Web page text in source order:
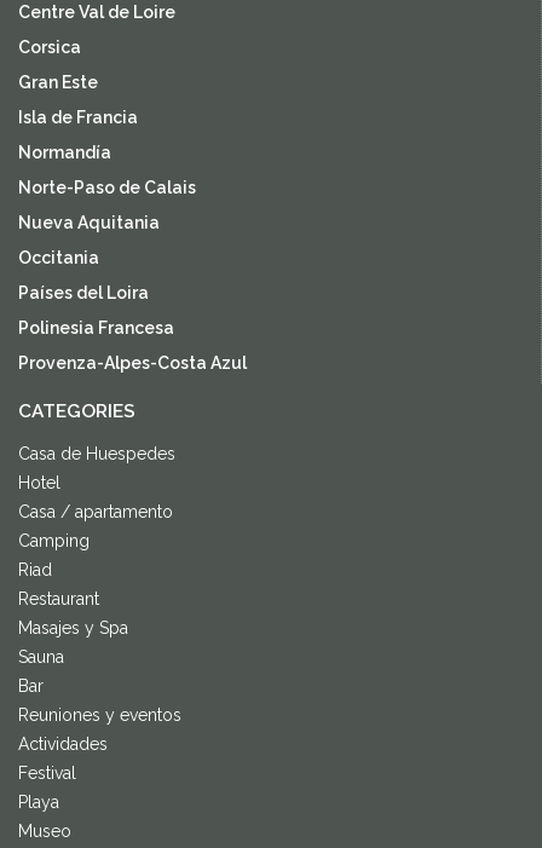
Centre Val de Loire
Corsica
Gran Este
Isla de Francia
Normandía
Norte-Paso de Calais
Nueva Aquitania
Occitania
Países del Loira
Polinesia Francesa
Provenza-Alpes-Costa Azul
CATEGORIES
Casa de Huespedes
Hotel
Casa / apartamento
Camping
Riad
Restaurant
Masajes y Spa
Sauna
Bar
Reuniones y eventos
Actividades
Festival
Playa
Museo